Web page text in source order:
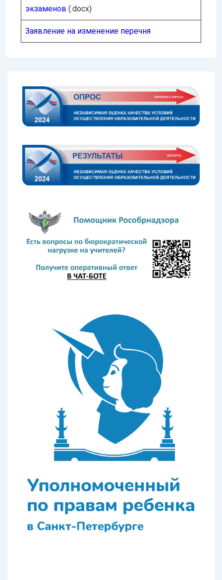
экзаменов (.docx)
Заявление на изменение перечня